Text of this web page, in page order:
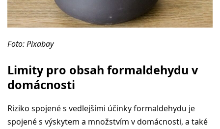
Foto: Pixabay
Limity pro obsah formaldehydu v
domácnosti
Riziko spojené s vedlejšími účinky formaldehydu je
spojené s výskytem a množstvím v domácnosti, a také